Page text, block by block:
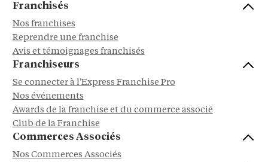
Franchisés
Nos franchises
Reprendre une franchise
Avis et témoignages franchisés
Franchiseurs
Se connecter à l'Express Franchise Pro
Nos événements
Awards de la franchise et du commerce associé
Club de la Franchise
Commerces Associés
Nos Commerces Associés